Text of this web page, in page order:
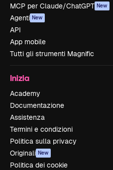
MCP per Claude/ChatGPT New
Agenti New
API
App mobile
Tutti gli strumenti Magnific
Inizia
Academy
Documentazione
Assistenza
Termini e condizioni
Politica sulla privacy
Originali New
Politica dei cookie